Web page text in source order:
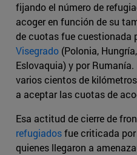
fijando el número de
acoger en función de su
de cuotas fue cuestionada
Visegrado (Polonia,
Eslovaquia) y por
varios cientos de
a aceptar las cuotas de
Esa actitud de cierre de
refugiadosfue criticada
quienes llegaron a